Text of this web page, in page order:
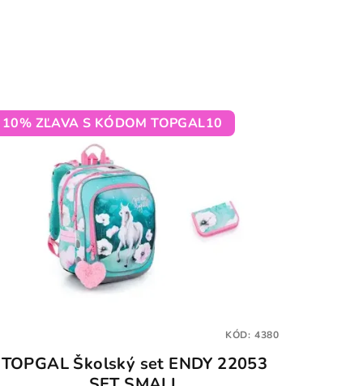
10% ZĽAVA S KÓDOM TOPGAL10
TOPGAL Školský set ENDY 22053
KÓD: 4380